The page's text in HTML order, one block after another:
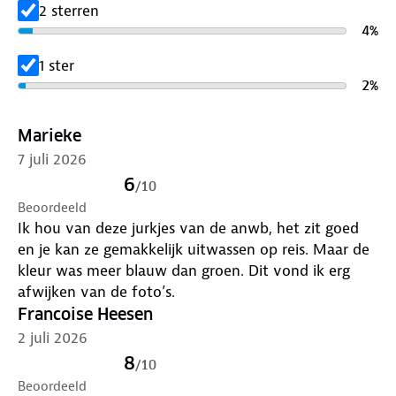
2 sterren
4%
1 ster
2%
Marieke
7 juli 2026
6/10
Beoordeeld
Ik hou van deze jurkjes van de anwb, het zit goed
en je kan ze gemakkelijk uitwassen op reis. Maar de
kleur was meer blauw dan groen. Dit vond ik erg
afwijken van de foto’s.
Francoise Heesen
2 juli 2026
8/10
Beoordeeld